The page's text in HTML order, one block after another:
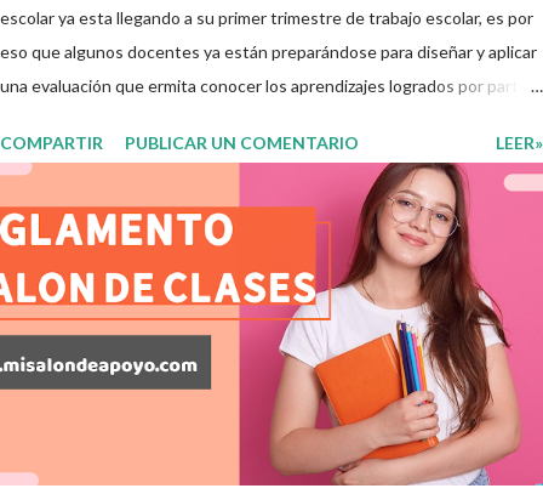
escolar ya esta llegando a su primer trimestre de trabajo escolar, es por
eso que algunos docentes ya están preparándose para diseñar y aplicar
una evaluación que ermita conocer los aprendizajes logrados por parte
para evaluar las diferentes asignaturas que sus alumnos cursaron
durante este ciclo escolar, permitiendo obtener un mayor panorama de
los aprendizajes claves que sus nuevos aprendientes ya lograron
alcanzar y de aquellos que aun necesitan consolidar. Esto con la
finalidad de que elaboramos un plan de intervención adecuado para
atender las necesidades que nuestro grupo requiera de acuerdo a los
resultados del examen trimestral que apliquemos. Sin mas que decir les
damos las gracias para seguir apoyándonos en este nuevo blog
educativo y gracias por su preferencia. Recuerden que todo material
COMPARTIR PUBLICAR UN COMENTARIO LEER»